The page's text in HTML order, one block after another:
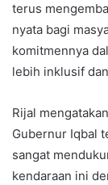
terus
nyata bagi
komitmennya
lebih inklusif
Rijal
Gubernur Iqbal
sangat
kendaraan ini